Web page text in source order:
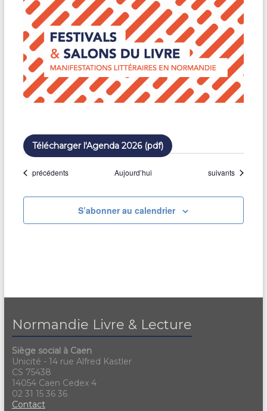
Télécharger l'Agenda 2026 (pdf)
Évènements
précédents Aujourd’hui Évènements
suivants
S’abonner au calendrier
Normandie Livre & Lecture
Siège social à Caen
Unicité - 14 rue Alfred Kastler
CS 75438
14054 Caen Cedex 4
02 31 15 36 36
Contact